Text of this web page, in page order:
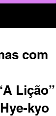
com
Lição”
kyo